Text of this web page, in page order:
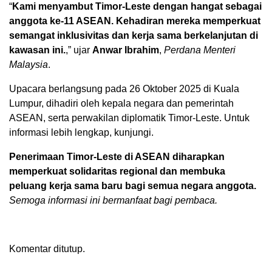
“Kami menyambut Timor-Leste dengan hangat sebagai
anggota ke-11 ASEAN. Kehadiran mereka memperkuat
semangat inklusivitas dan kerja sama berkelanjutan di
kawasan ini.,” ujar Anwar Ibrahim, Perdana Menteri
Malaysia.
Upacara berlangsung pada 26 Oktober 2025 di Kuala
Lumpur, dihadiri oleh kepala negara dan pemerintah
ASEAN, serta perwakilan diplomatik Timor-Leste. Untuk
informasi lebih lengkap, kunjungi.
Penerimaan Timor-Leste di ASEAN diharapkan
memperkuat solidaritas regional dan membuka
peluang kerja sama baru bagi semua negara anggota.
Semoga informasi ini bermanfaat bagi pembaca.
Komentar ditutup.